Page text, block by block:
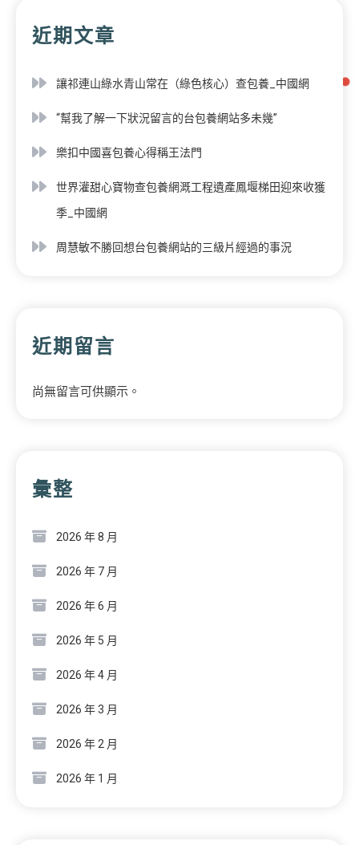
近期文章
讓祁連山綠水青山常在（綠色核心）查包養_中國網
“幫我了解一下狀況留言的台包養網站多未幾”
樂扣中國喜包養心得稱王法門
世界灌甜心寶物查包養網溉工程遺產鳳堰梯田迎來收獲
季_中國網
周慧敏不勝回想台包養網站的三級片經過的事況
近期留言
尚無留言可供顯示。
彙整
2026 年 8 月
2026 年 7 月
2026 年 6 月
2026 年 5 月
2026 年 4 月
2026 年 3 月
2026 年 2 月
2026 年 1 月